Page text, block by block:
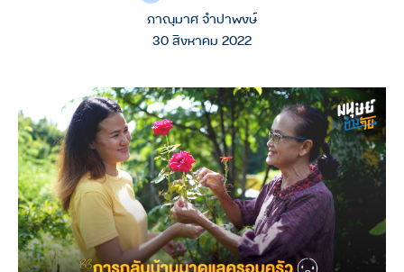
ภาณุมาศ จำปาพงษ์
30 สิงหาคม 2022